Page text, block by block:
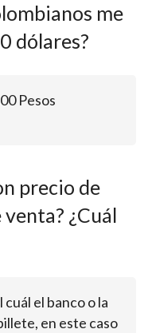
me
dólares?
Pesos
precio de
¿Cuál
el banco o la
en este caso